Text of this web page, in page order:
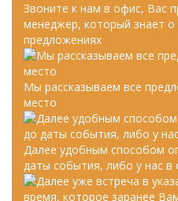
Звоните к нам в офис, Вас
менеджер, который знает о
предложениях
Мы рассказываем все
место
Далее удобным способом
даты события, либо у нас